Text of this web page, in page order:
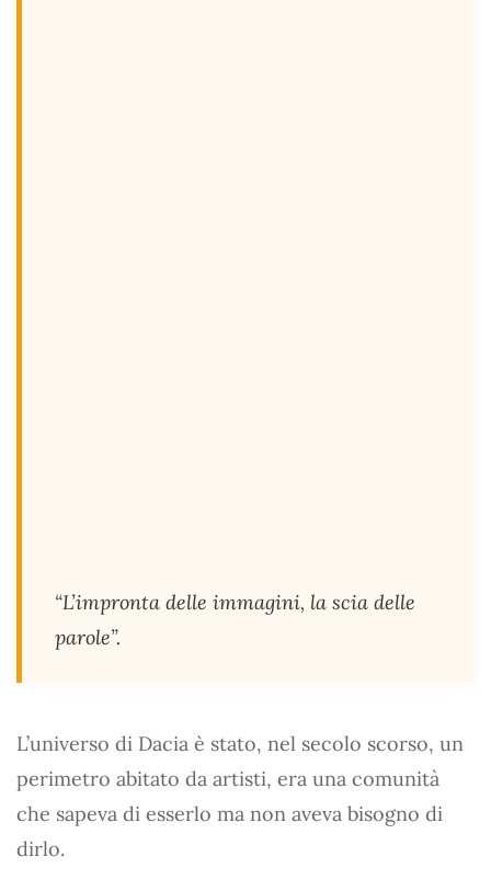
“L’impronta delle immagini, la scia delle
parole”.
L’universo di Dacia è stato, nel secolo scorso, un
perimetro abitato da artisti, era una comunità
che sapeva di esserlo ma non aveva bisogno di
dirlo.